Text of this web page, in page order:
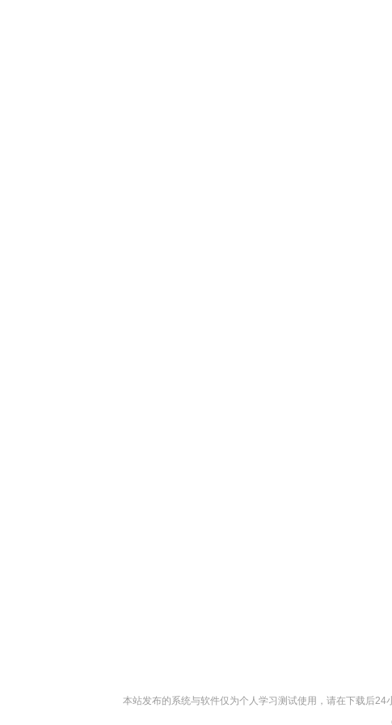
本站发布的系统与软件仅为个人学习测试使用，请在下载后